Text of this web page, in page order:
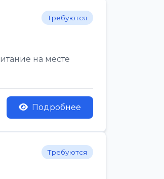
Требуются
на месте
Подробнее
Требуются